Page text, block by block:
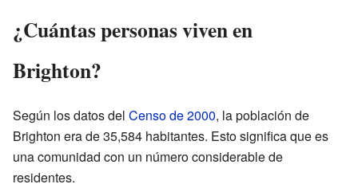
¿Cuántas personas viven en
Brighton?
Según los datos del Censo de 2000, la población de
Brighton era de 35,584 habitantes. Esto significa que es
una comunidad con un número considerable de
residentes.